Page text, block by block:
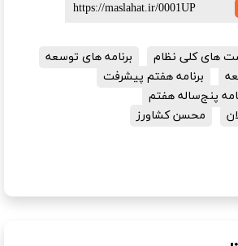
های کلی نظام
برنامه های توسعه
برنامه هفتم پیشرفت
پنج‌ساله هفتم
محسن کشاورز